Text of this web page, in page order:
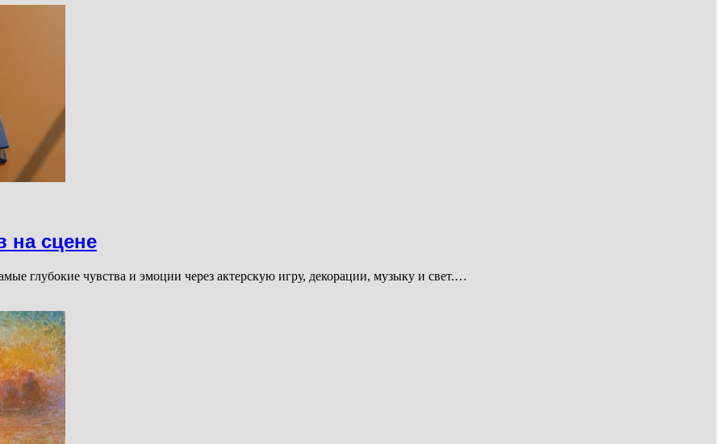
на сцене
глубокие чувства и эмоции через актерскую игру, декорации, музыку и свет.…